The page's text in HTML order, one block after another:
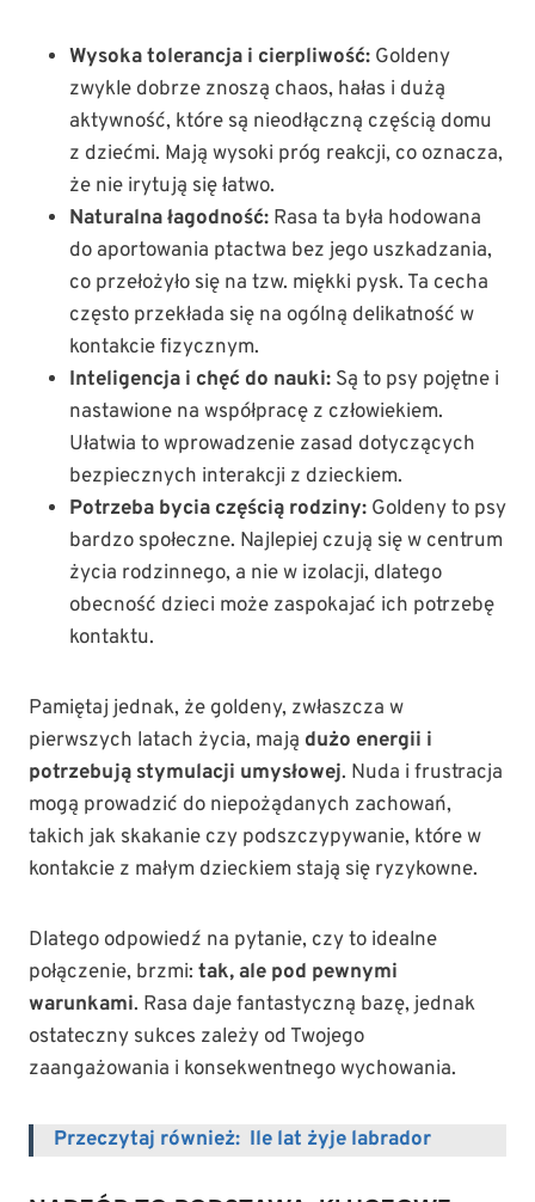
Wysoka tolerancja i cierpliwość: Goldeny
zwykle dobrze znoszą chaos, hałas i dużą
aktywność, które są nieodłączną częścią domu
z dziećmi. Mają wysoki próg reakcji, co oznacza,
że nie irytują się łatwo.
Naturalna łagodność: Rasa ta była hodowana
do aportowania ptactwa bez jego uszkadzania,
co przełożyło się na tzw. miękki pysk. Ta cecha
często przekłada się na ogólną delikatność w
kontakcie fizycznym.
Inteligencja i chęć do nauki: Są to psy pojętne i
nastawione na współpracę z człowiekiem.
Ułatwia to wprowadzenie zasad dotyczących
bezpiecznych interakcji z dzieckiem.
Potrzeba bycia częścią rodziny: Goldeny to psy
bardzo społeczne. Najlepiej czują się w centrum
życia rodzinnego, a nie w izolacji, dlatego
obecność dzieci może zaspokajać ich potrzebę
kontaktu.
Pamiętaj jednak, że goldeny, zwłaszcza w
pierwszych latach życia, mają dużo energii i
potrzebują stymulacji umysłowej. Nuda i frustracja
mogą prowadzić do niepożądanych zachowań,
takich jak skakanie czy podszczypywanie, które w
kontakcie z małym dzieckiem stają się ryzykowne.
Dlatego odpowiedź na pytanie, czy to idealne
połączenie, brzmi: tak, ale pod pewnymi
warunkami. Rasa daje fantastyczną bazę, jednak
ostateczny sukces zależy od Twojego
zaangażowania i konsekwentnego wychowania.
Przeczytaj również: Ile lat żyje labrador